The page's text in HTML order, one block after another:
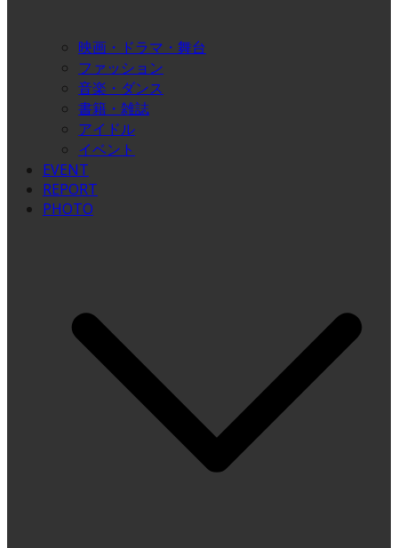
映画・ドラマ・舞台
ファッション
音楽・ダンス
書籍・雑誌
アイドル
イベント
EVENT
REPORT
PHOTO